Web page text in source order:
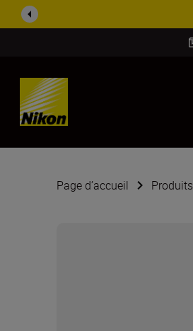
SKIP
Page d’accueil Produits